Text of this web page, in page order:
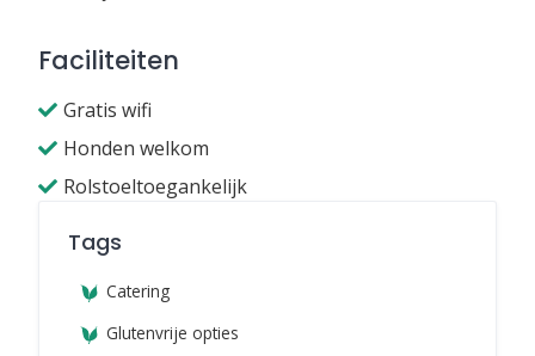
Faciliteiten
Gratis wifi
Honden welkom
Rolstoeltoegankelijk
Tags
Catering
Glutenvrije opties